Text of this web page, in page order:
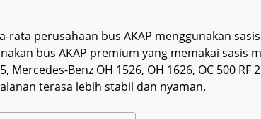
perusahaan bus AKAP menggunakan
bus AKAP premium yang memakai sasis
Benz OH 1526, OH 1626, OC 500 RF
terasa lebih stabil dan nyaman.